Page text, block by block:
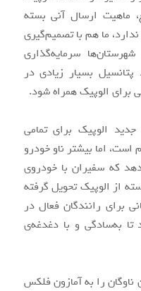
ماهیت ارسال آنی بسته
ما هم با تصمیم‌گیری
سرمایه‌گذاری
بسیار زیادی در
برای الوپیک همراه شود.
الوپیک برای تمامی
است، اما بیشتر ناو خودرو
که سفیران با خودروی
از الوپیک تحویل گرفته
برای رانندگان فعال در
تا به‌سادگی و با دغدغه‌ی
را به آمازون فلکس